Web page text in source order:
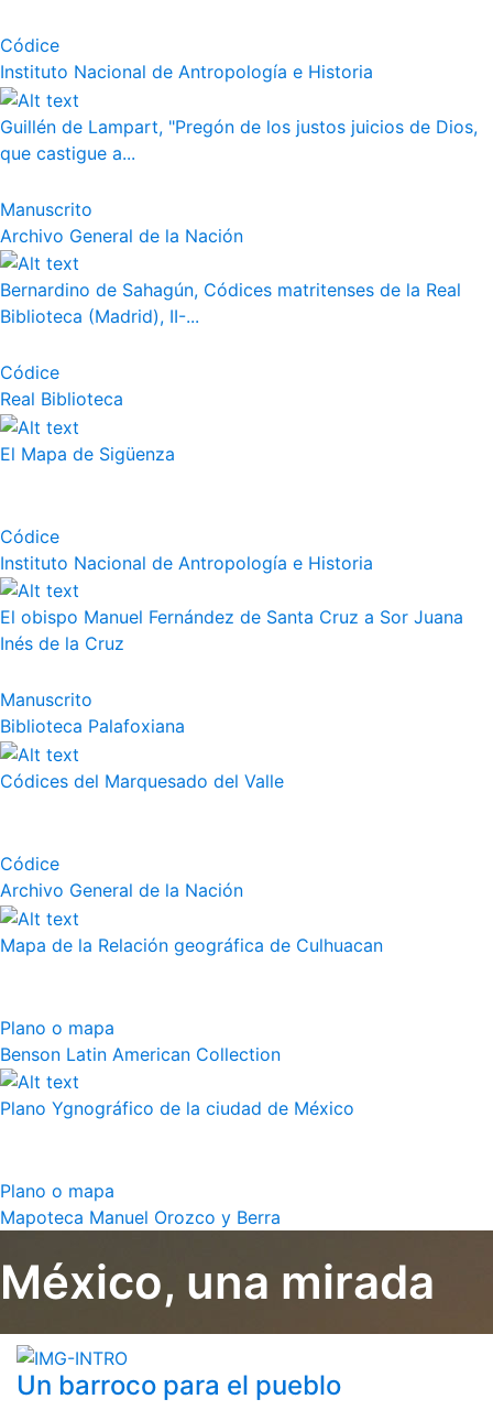
Códice
Instituto Nacional de Antropología e Historia
Guillén de Lampart, "Pregón de los justos juicios de Dios,
que castigue a...
Manuscrito
Archivo General de la Nación
Bernardino de Sahagún, Códices matritenses de la Real
Biblioteca (Madrid), II-...
Códice
Real Biblioteca
El Mapa de Sigüenza
Códice
Instituto Nacional de Antropología e Historia
El obispo Manuel Fernández de Santa Cruz a Sor Juana
Inés de la Cruz
Manuscrito
Biblioteca Palafoxiana
Códices del Marquesado del Valle
Códice
Archivo General de la Nación
Mapa de la Relación geográfica de Culhuacan
Plano o mapa
Benson Latin American Collection
Plano Ygnográfico de la ciudad de México
Plano o mapa
Mapoteca Manuel Orozco y Berra
México, una mirada
Un barroco para el pueblo